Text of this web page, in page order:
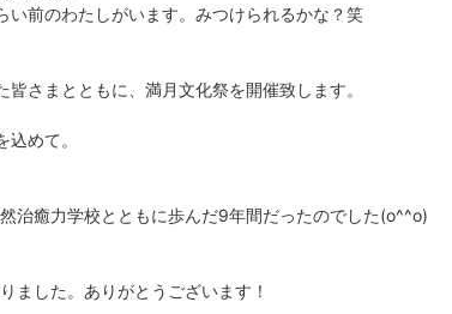
い前のわたしがいます。みつけられるかな？笑
さまとともに、満月文化祭を開催致します。
めて。
治癒力学校とともに歩んだ9年間だったのでした(o^^o)
ました。ありがとうございます！